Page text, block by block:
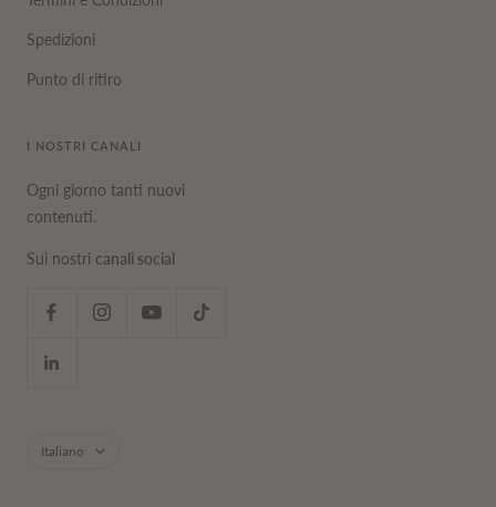
Spedizioni
Punto di ritiro
I NOSTRI CANALI
Ogni giorno tanti nuovi
contenuti.
Sui nostri canali social
Lingua
Italiano